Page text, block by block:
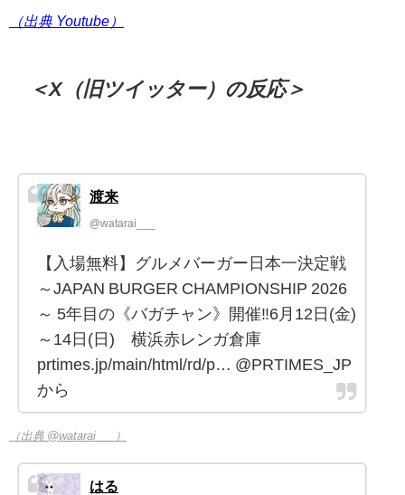
（出典 Youtube）
＜X（旧ツイッター）の反応＞
渡来
@watarai___
【入場無料】グルメバーガー日本一決定戦
～JAPAN BURGER CHAMPIONSHIP 2026
～ 5年目の《バガチャン》開催‼︎6月12⽇(金)
～14⽇(⽇) 横浜赤レンガ倉庫
prtimes.jp/main/html/rd/p… @PRTIMES_JP
から
（出典 @watarai___）
はる